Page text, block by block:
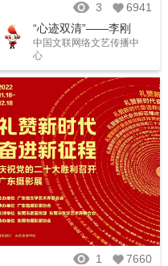
3
6941
“心迹双清”——李刚
田书法篆刻作品展
中国文联网络文艺传播中
心
1
7660